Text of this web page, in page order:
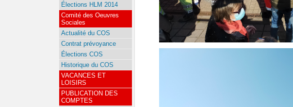
Élections HLM 2014
Comité des Oeuvres
Sociales
Actualité du COS
Contrat prévoyance
Élections COS
Historique du COS
VACANCES ET
LOISIRS
PUBLICATION DES
COMPTES